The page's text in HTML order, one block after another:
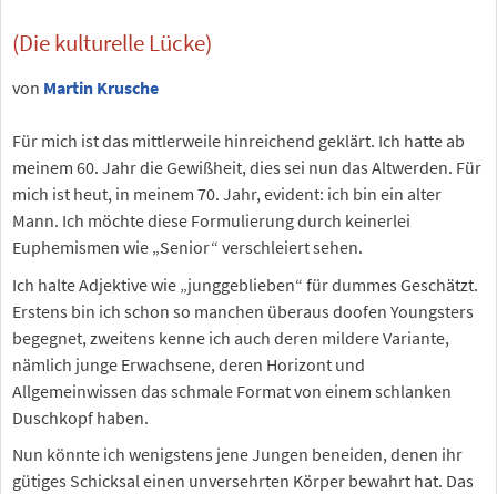
(Die kulturelle Lücke)
von Martin Krusche
Für mich ist das mittlerweile hinreichend geklärt. Ich hatte ab
meinem 60. Jahr die Gewißheit, dies sei nun das Altwerden. Für
mich ist heut, in meinem 70. Jahr, evident: ich bin ein alter
Mann. Ich möchte diese Formulierung durch keinerlei
Euphemismen wie „Senior“ verschleiert sehen.
Ich halte Adjektive wie „junggeblieben“ für dummes Geschätzt.
Erstens bin ich schon so manchen überaus doofen Youngsters
begegnet, zweitens kenne ich auch deren mildere Variante,
nämlich junge Erwachsene, deren Horizont und
Allgemeinwissen das schmale Format von einem schlanken
Duschkopf haben.
Nun könnte ich wenigstens jene Jungen beneiden, denen ihr
gütiges Schicksal einen unversehrten Körper bewahrt hat. Das